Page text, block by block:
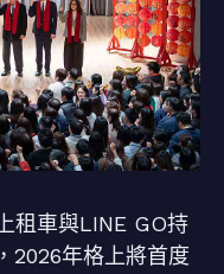
租車與LINE GO持
2026年格上將首度